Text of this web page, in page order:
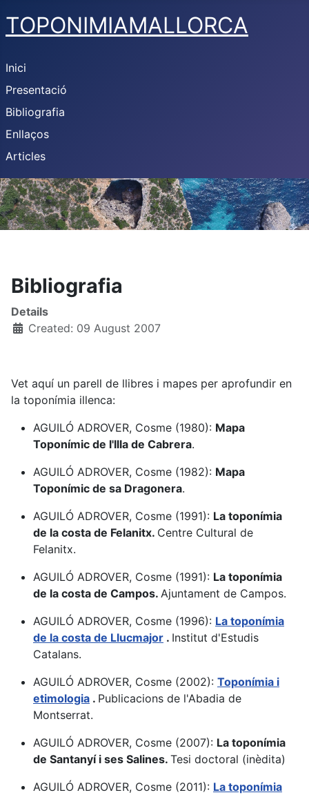
TOPONIMIAMALLORCA
Inici
Presentació
Bibliografia
Enllaços
Articles
Bibliografia
Details
Created: 09 August 2007
Vet aquí un parell de llibres i mapes per aprofundir en
la toponímia illenca:
AGUILÓ ADROVER, Cosme (1980): Mapa
Toponímic de l'Illa de Cabrera.
AGUILÓ ADROVER, Cosme (1982): Mapa
Toponímic de sa Dragonera.
AGUILÓ ADROVER, Cosme (1991): La toponímia
de la costa de Felanitx. Centre Cultural de
Felanitx.
AGUILÓ ADROVER, Cosme (1991): La toponímia
de la costa de Campos. Ajuntament de Campos.
AGUILÓ ADROVER, Cosme (1996): La toponímia
de la costa de Llucmajor . Institut d'Estudis
Catalans.
AGUILÓ ADROVER, Cosme (2002): Toponímia i
etimologia . Publicacions de l'Abadia de
Montserrat.
AGUILÓ ADROVER, Cosme (2007): La toponímia
de Santanyí i ses Salines. Tesi doctoral (inèdita)
AGUILÓ ADROVER, Cosme (2011): La toponímia